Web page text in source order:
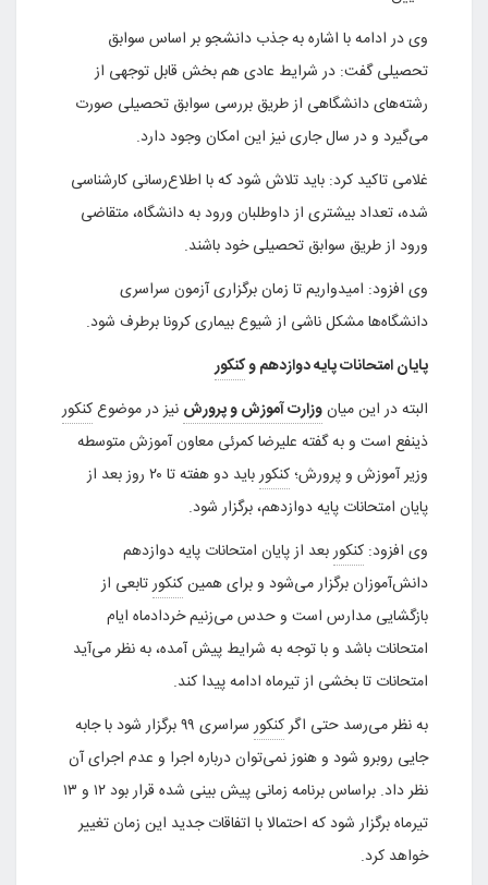
وی در ادامه با اشاره به جذب دانشجو بر اساس سوابق
تحصیلی گفت: در شرایط عادی هم بخش قابل توجهی از
رشته‌های دانشگاهی از طریق بررسی سوابق تحصیلی صورت
می‌گیرد و در سال جاری نیز این امکان وجود دارد.
غلامی تاکید کرد: باید تلاش شود که با اطلاع‌رسانی کارشناسی
شده، تعداد بیشتری از داوطلبان ورود به دانشگاه، متقاضی
ورود از طریق سوابق تحصیلی خود باشند.
وی افزود: امیدواریم تا زمان برگزاری آزمون سراسری
دانشگاه‌ها مشکل ناشی از شیوع بیماری کرونا برطرف شود.
پایان امتحانات پایه دوازدهم وکنکور
البته در این میانوزارت آموزش و پرورش نیز در موضوعکنکور
ذینفع است و به گفته علیرضا کمرئی معاون آموزش متوسطه
وزیر آموزش و پرورش؛ کنکور
باید دو هفته تا ۲۰ روز بعد از
پایان امتحانات پایه دوازدهم، برگزار شود.
وی افزود: کنکوربعد از پایان امتحانات پایه دوازدهم
دانش‌آموزان برگزار می‌شود و برای همینکنکورتابعی از
بازگشایی مدارس است و حدس می‌زنیم خردادماه ایام
امتحانات باشد و با توجه به شرایط پیش آمده، به نظر می‌آید
امتحانات تا بخشی از تیرماه ادامه پیدا کند.
به نظر می‌رسد حتی اگرکنکور
سراسری ۹۹ برگزار شود با جابه
جایی روبرو شود و هنوز نمی‌توان درباره اجرا و عدم اجرای آن
نظر داد. براساس برنامه زمانی پیش بینی شده قرار بود ۱۲ و ۱۳
تیرماه برگزار شود که احتمالا با اتفاقات جدید این زمان تغییر
خواهد کرد.